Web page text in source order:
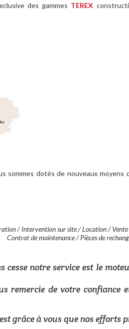
des gammes TEREX
sommes dotés de nouveaux
/ Intervention sur site / Location /
Contrat de maintenance / Pièces de
cesse notre service est le
remercie de votre
grâce à vous que nos efforts